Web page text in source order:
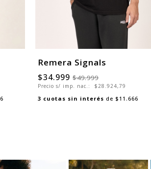
Remera Signals
$34.999 $49.999
Precio s/ imp. nac.: $28.924,79
3 cuotas sin interés de $11.666